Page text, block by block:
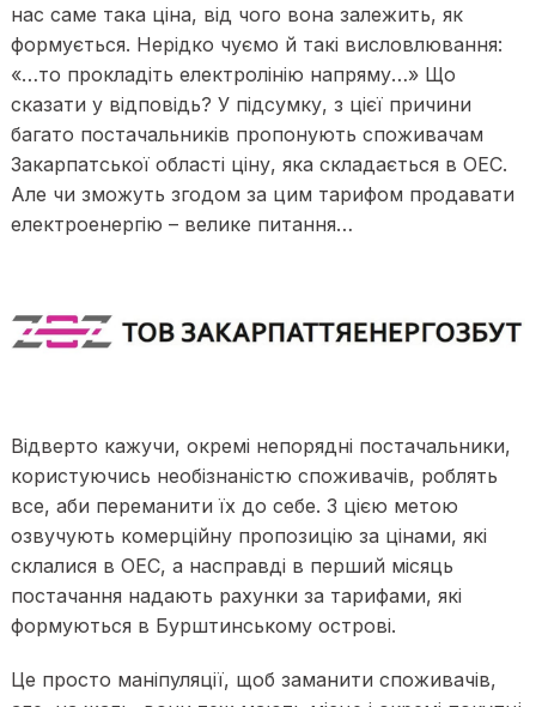
нас саме така ціна, від чого вона залежить, як
формується. Нерідко чуємо й такі висловлювання:
«…то прокладіть електролінію напряму…» Що
сказати у відповідь? У підсумку, з цієї причини
багато постачальників пропонують споживачам
Закарпатської області ціну, яка складається в ОЕС.
Але чи зможуть згодом за цим тарифом продавати
електроенергію – велике питання…
Відверто кажучи, окремі непорядні постачальники,
користуючись необізнаністю споживачів, роблять
все, аби переманити їх до себе. З цією метою
озвучують комерційну пропозицію за цінами, які
склалися в ОЕС, а насправді в перший місяць
постачання надають рахунки за тарифами, які
формуються в Бурштинському острові.
Це просто маніпуляції, щоб заманити споживачів,